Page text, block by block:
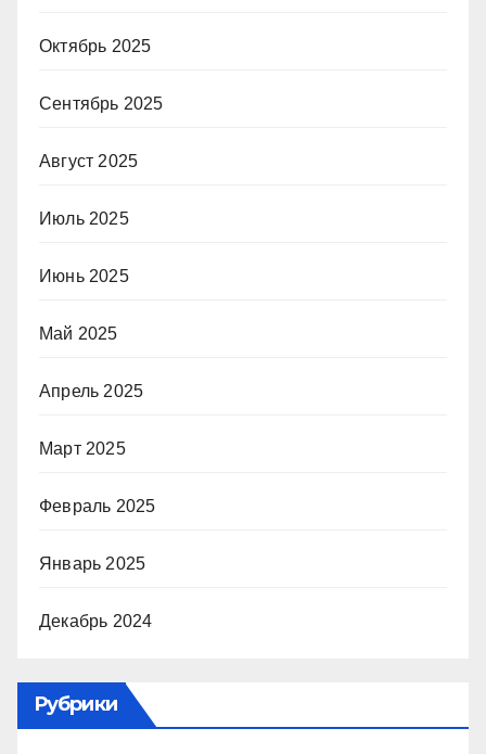
Октябрь 2025
Сентябрь 2025
Август 2025
Июль 2025
Июнь 2025
Май 2025
Апрель 2025
Март 2025
Февраль 2025
Январь 2025
Декабрь 2024
Рубрики